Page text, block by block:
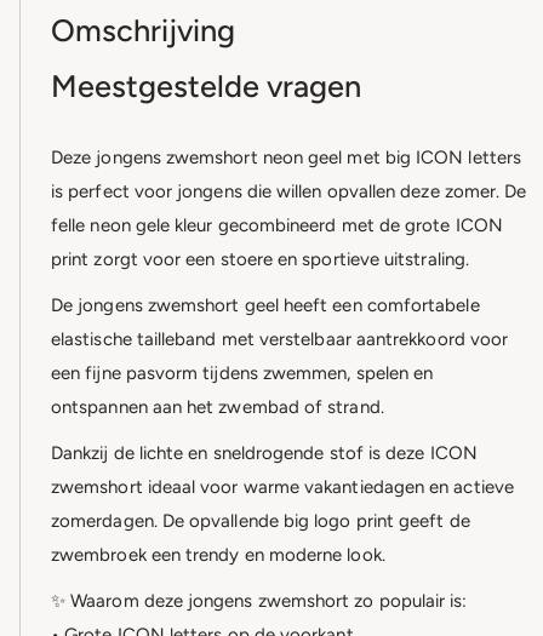
Omschrijving
Meestgestelde vragen
Deze jongens zwemshort neon geel met big ICON letters
is perfect voor jongens die willen opvallen deze zomer. De
felle neon gele kleur gecombineerd met de grote ICON
print zorgt voor een stoere en sportieve uitstraling.
De jongens zwemshort geel heeft een comfortabele
elastische tailleband met verstelbaar aantrekkoord voor
een fijne pasvorm tijdens zwemmen, spelen en
ontspannen aan het zwembad of strand.
Dankzij de lichte en sneldrogende stof is deze ICON
zwemshort ideaal voor warme vakantiedagen en actieve
zomerdagen. De opvallende big logo print geeft de
zwembroek een trendy en moderne look.
✨ Waarom deze jongens zwemshort zo populair is: